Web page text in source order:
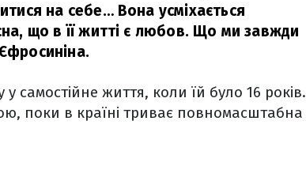
на себе… Вона усміхається
що в її житті є любов. Що ми завжди
самостійне життя, коли їй було 16 років.
поки в країні триває повномасштабна